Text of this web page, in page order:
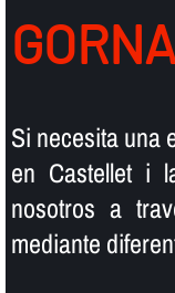
Si necesita una
en Castellet i
nosotros a
mediante